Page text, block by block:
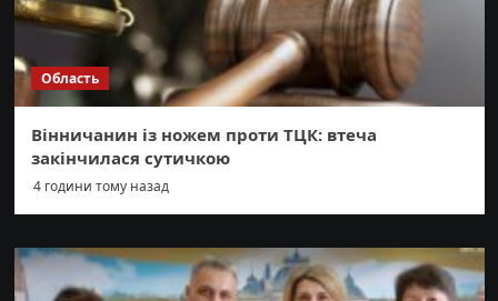
Область
Вінничанин із ножем проти ТЦК: втеча
закінчилася сутичкою
4 години тому назад